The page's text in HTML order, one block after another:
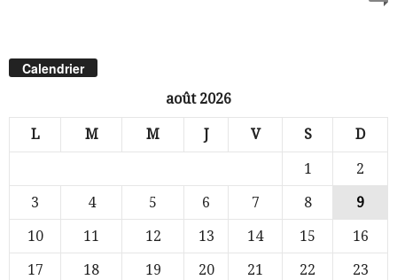
Calendrier
août 2026
L M M J V S D
1
2
3
4 5 6 7 8
9
10
11 12 13 14 15
16
17
18 19 20 21 22
23